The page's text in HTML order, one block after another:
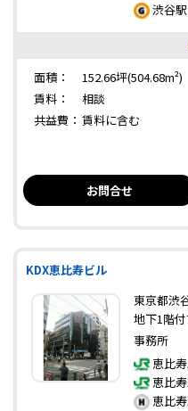
渋谷
面積：
152.66坪(504.68m²)
賃料：
相談
共益費： 賃料に含む
お問合せ
KDX恵比寿ビル
東京都渋
地下1階
事務所
恵比
恵比
恵比